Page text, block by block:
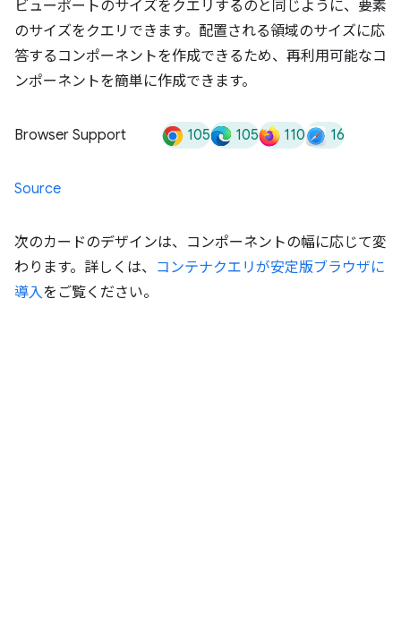
ビューポートのサイズをクエリするのと同じように、要素
のサイズをクエリできます。配置される領域のサイズに応
答するコンポーネントを作成できるため、再利用可能なコ
ンポーネントを簡単に作成できます。
Browser Support 105 105 110 16
Source
次のカードのデザインは、コンポーネントの幅に応じて変
わります。詳しくは、 コンテナクエリが安定版ブラウザに
導入をご覧ください。